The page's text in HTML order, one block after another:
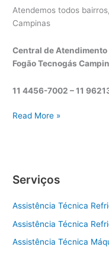
Atendemos todos
Campinas
Central de
Fogão Tecnogás
11 4456-7002 – 11
A
t
n
c
a
Read More »
Serviços
Assistência Técnica
Assistência Técnica
Assistência Técnica